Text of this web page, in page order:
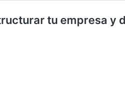
tu empresa